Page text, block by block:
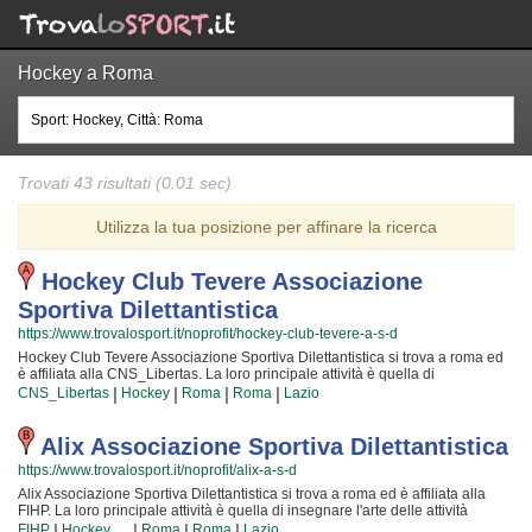
Hockey a Roma
Trovati 43 risultati (0.01 sec)
Utilizza la tua posizione per affinare la ricerca
Hockey Club Tevere Associazione
Sportiva Dilettantistica
https://www.trovalosport.it/noprofit/hockey-club-tevere-a-s-d
Hockey Club Tevere Associazione Sportiva Dilettantistica si trova a roma ed
è affiliata alla CNS_Libertas. La loro principale attività è quella di
promuovere l'hockey offrendo corsi rivolti a bambini e ragazzi. Hockey Club
Tevere Associazione Sportiva Dilettantistica è radicata nella comunità di
roma ha educato generazioni di atleti, accompagnandoli in tutto il percorso di
crescita e di maturazione tipico degli sport di squadra. I loro istruttori di
hockey sono tra i più esperti e qualificati della zona e sono sicuramente i più
adatti a sviluppare il talento dei bambini che iniziano a giocare e dei ragazzi
che vogliono raggiungere livelli di eccellenza. Per questo motivo Hockey
Club Tevere Associazione Sportiva Dilettantistica sarà felice di accogliere
anche tuo figlio nell'associazione, perché possa raggiungere il successo che
CNS_Libertas | Hockey | Roma | Roma | Lazio
Alix Associazione Sportiva Dilettantistica
https://www.trovalosport.it/noprofit/alix-a-s-d
Alix Associazione Sportiva Dilettantistica si trova a roma ed è affiliata alla
FIHP. La loro principale attività è quella di insegnare l'arte delle attività
ricreative e di mettere alla prova ciò che i loro soci scoprono ogni giorno che